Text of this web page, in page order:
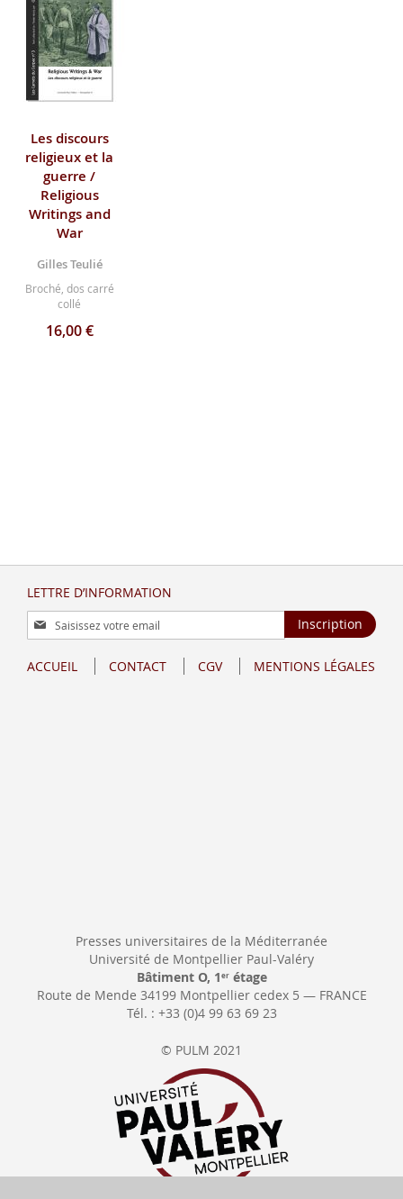
Les discours
religieux et la
guerre /
Religious
Writings and
War
Gilles Teulié
Broché, dos carré
collé
16,00 €
LETTRE D’INFORMATION
Inscription
à
lettre
Inscription
ACCUEIL CONTACT CGV MENTIONS LÉGALES
Presses universitaires de la Méditerranée
Université de Montpellier Paul-Valéry
Bâtiment O, 1 erétage
Route de Mende 34199 Montpellier cedex 5 — FRANCE
Tél. : +33 (0)4 99 63 69 23
© PULM 2021